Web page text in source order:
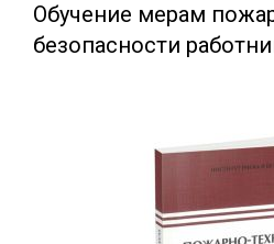
Обучение мерам
безопасности